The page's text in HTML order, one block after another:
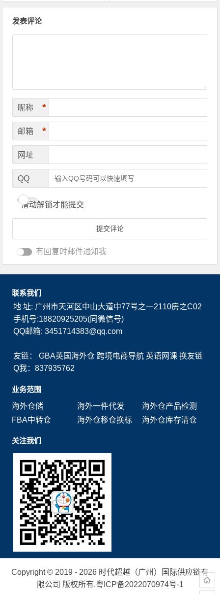
发表评论
昵称 *
邮箱 *
网址
QQ
滑动解锁才能提交
有回复时邮件通知我
联系我们
地 址: 广州市天河区中山大道中77号之一2110房之C02
手机号:18820925205(同微信号)
QQ邮箱: 3451714383@qq.com
友链：GBA英国海外仓 跨境电商导航 英语网课 换友链
Q我：837935762
业务范围
海外仓储
海外一件代发
海外仓产品检测
FBA中转仓
海外仓移仓换标 海外仓库存清仓
关注我们
Copyright © 2019 - 2026 时代超越（广州）国际供应链有
限公司 版权所有.粤ICP备2022070974号-1